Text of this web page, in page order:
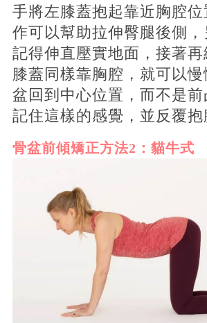
手將左膝蓋抱起靠近胸腔
作可以幫助拉伸臀腿後側
記得伸直壓實地面，接著
膝蓋同樣靠胸腔，就可以
盆回到中心位置，而不是前
記住這樣的感覺，並反覆抱
骨盆前傾矯正方法2：貓牛式